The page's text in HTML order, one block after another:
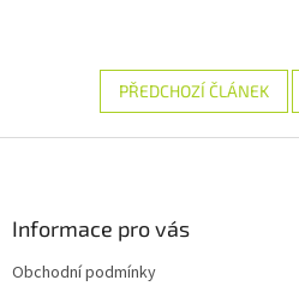
PŘEDCHOZÍ ČLÁNEK
Informace pro vás
Obchodní podmínky